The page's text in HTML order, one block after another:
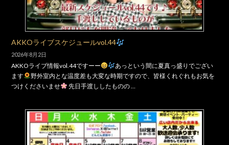
AKKOライブスケジュールvol.44
2026年8月2日
AKKOライブ情報vol.44ですーー
あっという間に夏真っ盛りでござい
ます
野外室内とな温度差も大変な時期ですので、皆様くれぐれもお気を
つけくださいませ
先日手渡ししたものの …